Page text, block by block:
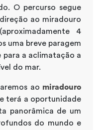
O percurso segue
ao miradouro
4
uma breve paragem
para a aclimatação a
do mar.
ao miradouro
terá a oportunidade
panorâmica de um
do mundo e